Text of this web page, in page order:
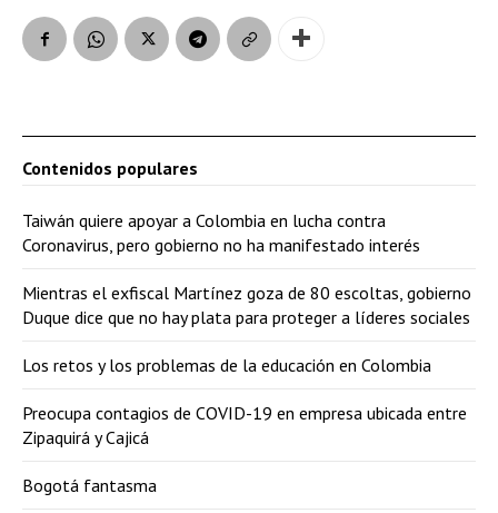
Contenidos populares
Taiwán quiere apoyar a Colombia en lucha contra
Coronavirus, pero gobierno no ha manifestado interés
Mientras el exfiscal Martínez goza de 80 escoltas, gobierno
Duque dice que no hay plata para proteger a líderes sociales
Los retos y los problemas de la educación en Colombia
Preocupa contagios de COVID-19 en empresa ubicada entre
Zipaquirá y Cajicá
Bogotá fantasma